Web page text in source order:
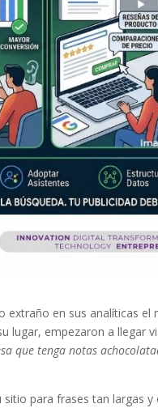
en sus analíticas el
lugar, empezaron a llegar
que tenga notas
para frases tan largas y